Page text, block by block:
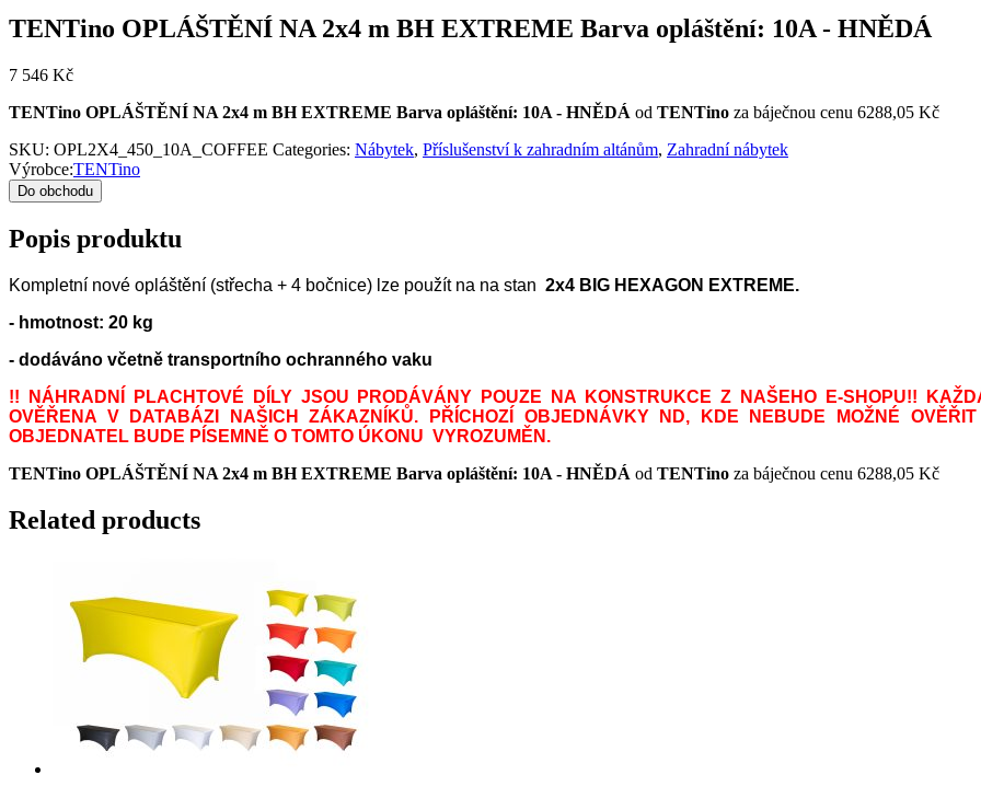
TENTino OPLÁŠTĚNÍ NA 2x4 m BH EXTREME Barva opláštění: 10A - HNĚDÁ
7 546 Kč
TENTino OPLÁŠTĚNÍ NA 2x4 m BH EXTREME Barva opláštění: 10A - HNĚDÁ od TENTino za báječnou cenu 6288,05 Kč
SKU: OPL2X4_450_10A_COFFEE Categories: Nábytek, Příslušenství k zahradním altánům, Zahradní nábytek
Výrobce:TENTino
Do obchodu
Popis produktu
Kompletní nové opláštění (střecha + 4 bočnice) lze použít na na stan 2x4 BIG HEXAGON EXTREME.
- hmotnost: 20 kg
- dodáváno včetně transportního ochranného vaku
!! NÁHRADNÍ PLACHTOVÉ DÍLY JSOU PRODÁVÁNY POUZE NA KONSTRUKCE Z NAŠEHO E-SHOPU!!
OVĚŘENA V DATABÁZI NAŠICH ZÁKAZNÍKŮ. PŘÍCHOZÍ OBJEDNÁVKY ND, KDE NEBUDE MOŽNÉ
OBJEDNATEL BUDE PÍSEMNĚ O TOMTO ÚKONU VYROZUMĚN.
TENTino OPLÁŠTĚNÍ NA 2x4 m BH EXTREME Barva opláštění: 10A - HNĚDÁ od TENTino za báječnou cenu 6288,05 Kč
Related products